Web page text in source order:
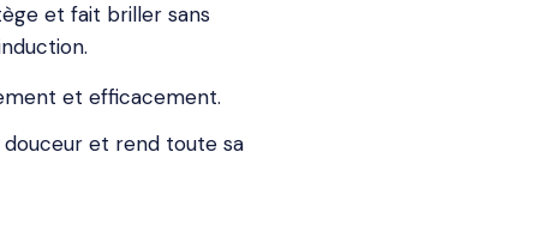
et fait briller sans
et efficacement.
et rend toute sa